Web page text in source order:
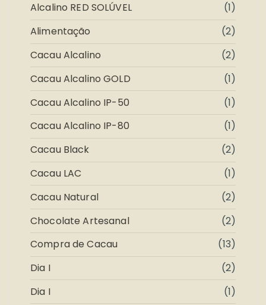
Alcalino RED SOLÚVEL
(1)
Alimentação
(2)
Cacau Alcalino
(2)
Cacau Alcalino GOLD
(1)
Cacau Alcalino IP-50
(1)
Cacau Alcalino IP-80
(1)
Cacau Black
(2)
Cacau LAC
(1)
Cacau Natural
(2)
Chocolate Artesanal
(2)
Compra de Cacau
(13)
Dia I
(2)
Dia I
(1)